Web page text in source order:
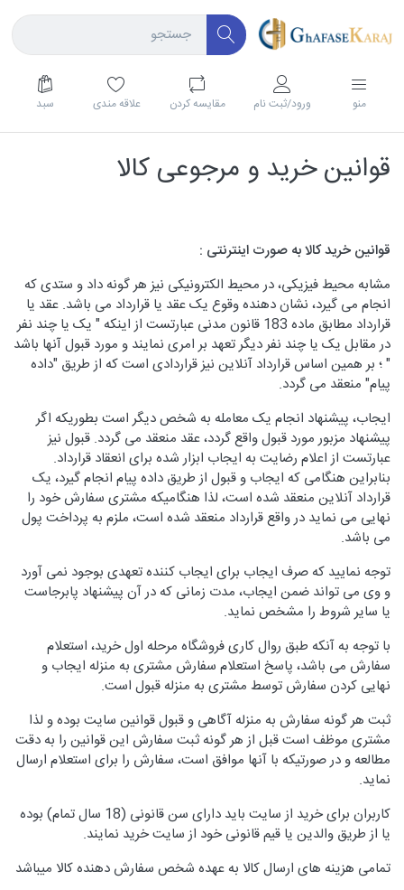
منو ورود/ثبت نام مقايسه كردن علاقه مندی سبد
قوانین خرید و مرجوعی کالا
قوانین خرید کالا به صورت اینترنتی :
مشابه محیط فیزیکی، در محیط الکترونیکی نیز هر گونه داد و ستدی که
انجام می گیرد، نشان دهنده وقوع یک عقد یا قرارداد می باشد. عقد یا
قرارداد مطابق ماده 183 قانون مدنی عبارتست از اینکه " یک یا چند نفر
در مقابل یک یا چند نفر دیگر تعهد بر امری نمایند و مورد قبول آنها باشد
" ؛ بر همین اساس قرارداد آنلاین نیز قراردادی است که از طریق "داده
پیام" منعقد می گردد.
ایجاب، پیشنهاد انجام یک معامله به شخص دیگر است بطوریکه اگر
پیشنهاد مزبور مورد قبول واقع گردد، عقد منعقد می گردد. قبول نیز
عبارتست از اعلام رضایت به ایجاب ابزار شده برای انعقاد قرارداد.
بنابراین هنگامی که ایجاب و قبول از طریق داده پیام انجام گیرد، یک
قرارداد آنلاین منعقد شده است، لذا هنگامیکه مشتری سفارش خود را
نهایی می نماید در واقع قرارداد منعقد شده است، ملزم به پرداخت پول
می باشد.
توجه نمایید که صرف ایجاب برای ایجاب کننده تعهدی بوجود نمی آورد
و وی می تواند ضمن ایجاب، مدت زمانی که در آن پیشنهاد پابرجاست
یا سایر شروط را مشخص نماید.
با توجه به آنکه طبق روال کاری فروشگاه مرحله اول خرید، استعلام
سفارش می باشد، پاسخ استعلام سفارش مشتری به منزله ایجاب و
نهایی کردن سفارش توسط مشتری به منزله قبول است.
ثبت هر گونه سفارش به منزله آگاهی و قبول قوانین سایت بوده و لذا
مشتری موظف است قبل از هر گونه ثبت سفارش این قوانین را به دقت
مطالعه و در صورتیکه با آنها موافق است، سفارش را برای استعلام ارسال
نماید.
کاربران برای خرید از سایت باید دارای سن قانونی (18 سال تمام) بوده
یا از طریق والدین یا قیم قانونی خود از سایت خرید نمایند.
تمامی هزینه های ارسال کالا به عهده شخص سفارش دهنده کالا میباشد